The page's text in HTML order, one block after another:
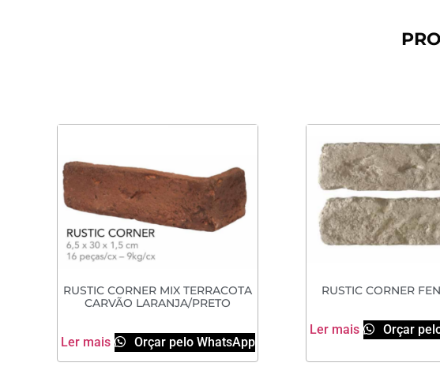
RUSTIC CORNER MIX TERRACOTA
CARVÃO LARANJA/PRETO
Ler mais Orçar pelo WhatsApp
RUSTIC CORNER
Ler mais Orçar